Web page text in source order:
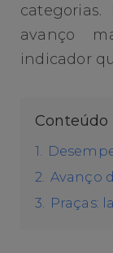
categorias.
avanço
indicador
Conteúdo
1.
2. Avanço
3.
Praças: